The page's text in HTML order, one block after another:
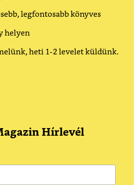
legfontosabb könyves
helyen
heti 1-2 levelet küldünk.
Hírlevél